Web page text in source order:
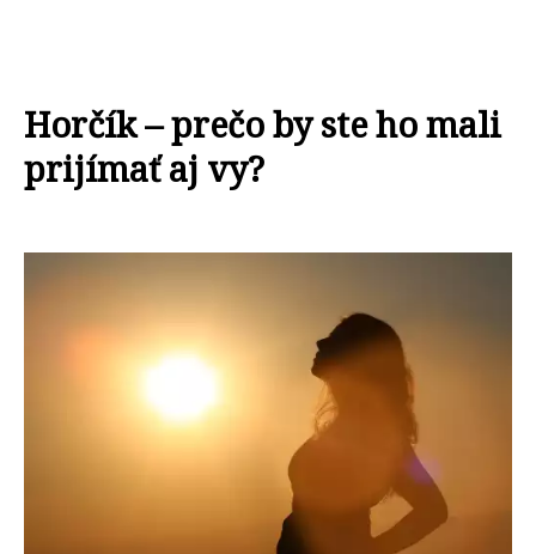
Horčík – prečo by ste ho mali
prijímať aj vy?